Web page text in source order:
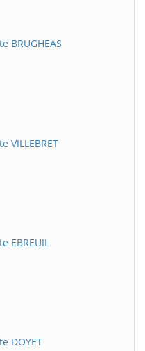
BRUGHEAS
VILLEBRET
EBREUIL
DOYET